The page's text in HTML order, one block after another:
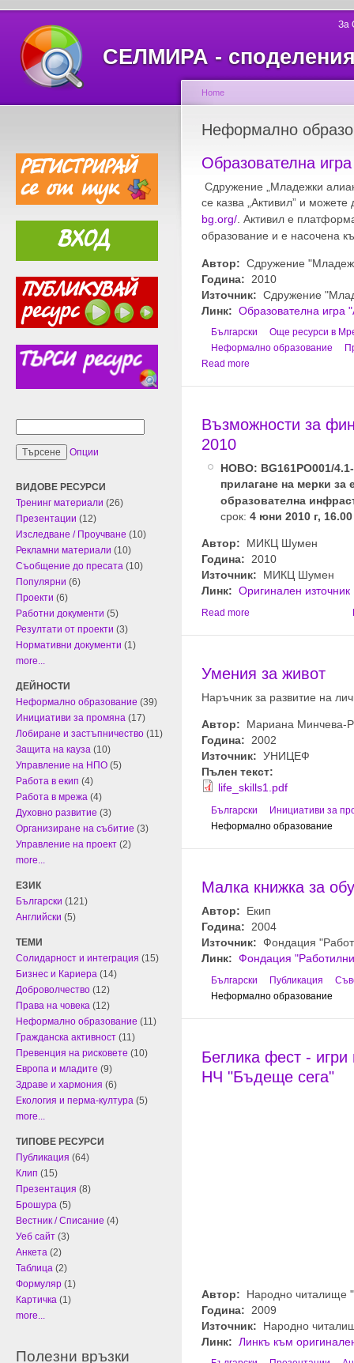
СЕЛМИРА -
За
Опции
ВИДОВЕ РЕСУРСИ
Тренинг материали (26)
Презентации (12)
Изследване / Проучване (10)
Рекламни материали (10)
Съобщение до пресата (10)
Популярни (6)
Проекти (6)
Работни документи (5)
Резултати от проекти (3)
Нормативни документи (1)
more...
ДЕЙНОСТИ
Неформално образование (39)
Инициативи за промяна (17)
Лобиране и застъпничество (11)
Защита на кауза (10)
Управление на НПО (5)
Работа в екип (4)
Работа в мрежа (4)
Духовно развитие (3)
Организиране на събитие (3)
Управление на проект (2)
more...
ЕЗИК
Български (121)
Английски (5)
ТЕМИ
Солидарност и интеграция (15)
Бизнес и Кариера (14)
Доброволчество (12)
Права на човека (12)
Неформално образование (11)
Гражданска активност (11)
Превенция на рисковете (10)
Европа и младите (9)
Здраве и хармония (6)
Екология и перма-култура (5)
more...
ТИПОВЕ РЕСУРСИ
Публикация (64)
Клип (15)
Презентация (8)
Брошура (5)
Вестник / Списание (4)
Уеб сайт (3)
Анкета (2)
Таблица (2)
Формуляр (1)
Картичка (1)
more...
Полезни връзки
Home
Неформално
Образователна
Сдружение „Младежки
се казва „Активил” и
bg org/ . Активил е
образование и е насочена
Автор: Сдружение
Година:
2010
Източник: Сдружение
Линк: Образователна игра
Български
Още ресурси в
Неформално образование
Read more
Възможности за
2010
НОВО: BG161PO001/
прилагане на мерки за
образователна
срок: 4 юни 2010 г,
Автор:
МИКЦ Шумен
Година: 2010
Източник:
МИКЦ Шумен
Линк: Оригинален източник
Read more
Умения за живот
Наръчник за развитие на
Автор:
Мариана Минчева-
Година:
2002
Източник: УНИЦЕФ
Пълен текст:
life_skills1.pdf
Български
Инициативи за
Неформално образование
Малка книжка за
Автор:
Екип
Година: 2004
Източник: Фондация
Линк: Фондация
Български Публикация
Неформално образование
Беглика фест - игри
НЧ "Бъдеще сега"
Автор:
Народно читалище
Година: 2009
Източник:
Народно
Линк: Линкъ към